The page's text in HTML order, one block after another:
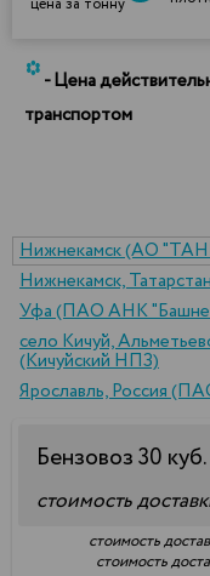
цена за тонну
*- Цена
транспортом
Нижнекамск (АО
Нижнекамск,
Уфа (ПАО АНК
село Кичуй,
(Кичуйский НПЗ)
Ярославль, Россия
Бензовоз30 куб.
стоимость
стоимость
стоимость